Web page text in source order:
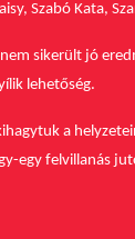
Szabó Kata,
sikerült jó
lehetőség.
a
egy felvillanás